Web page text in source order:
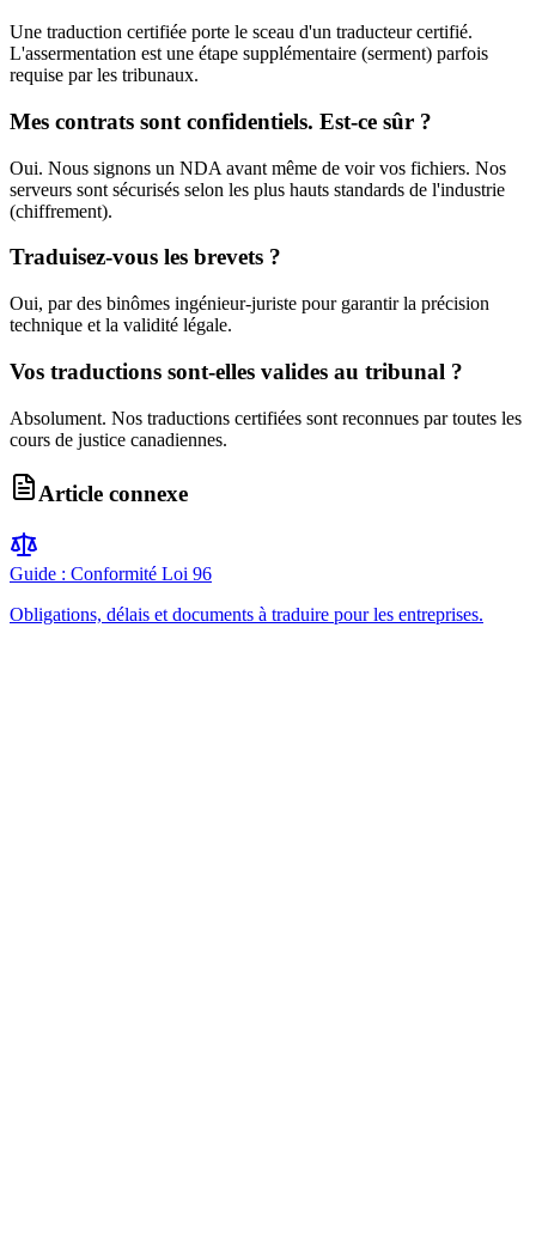
Une traduction certifiée porte le sceau d'un traducteur certifié.
L'assermentation est une étape supplémentaire (serment) parfois
requise par les tribunaux.
Mes contrats sont confidentiels. Est-ce sûr ?
Oui. Nous signons un NDA avant même de voir vos fichiers. Nos
serveurs sont sécurisés selon les plus hauts standards de l'industrie
(chiffrement).
Traduisez-vous les brevets ?
Oui, par des binômes ingénieur-juriste pour garantir la précision
technique et la validité légale.
Vos traductions sont-elles valides au tribunal ?
Absolument. Nos traductions certifiées sont reconnues par toutes les
cours de justice canadiennes.
Article connexe
Guide : Conformité Loi 96
Obligations, délais et documents à traduire pour les entreprises.